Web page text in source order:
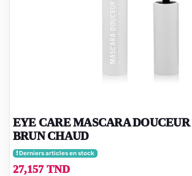
EYE CARE MASCARA DOUCEUR
BRUN CHAUD
Derniers articles en stock
27,157 TND